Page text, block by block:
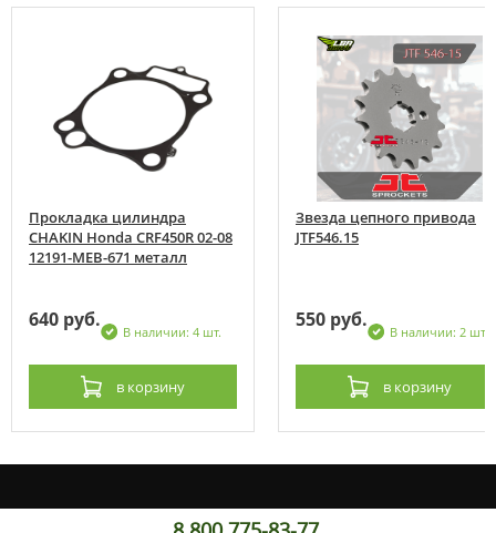
Прокладка цилиндра
CHAKIN Honda CRF450R 02-08
12191-MEB-671 металл
640 руб.
В наличии: 4 шт.
в корзину
Звезда цепного привода
JTF546.15
550 руб.
В наличии: 2 шт.
в корзину